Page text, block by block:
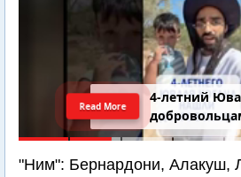
4-летний
Read More
"Ним": Бернардони, Алакуш,